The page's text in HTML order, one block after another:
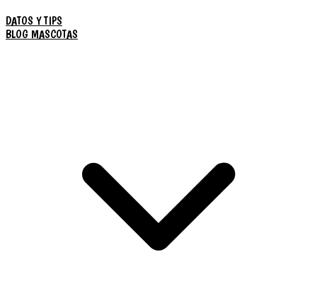
DATOS Y TIPS
BLOG MASCOTAS